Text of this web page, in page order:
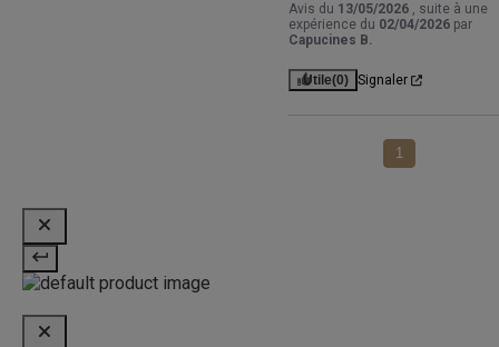
Avis du 13/05/2026 , suite à une
expérience du 02/04/2026 par
Capucines B.
Utile(0) Signaler
1